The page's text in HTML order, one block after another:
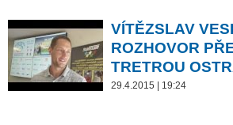
VÍTĚZSLAV
ROZHOVOR
TRETROU
29.4.2015 | 19:24